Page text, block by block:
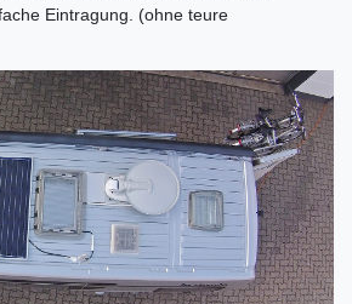
Eintragung. (ohne teure